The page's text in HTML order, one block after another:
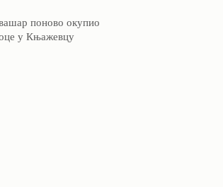
поново окупио
у Књажевцу